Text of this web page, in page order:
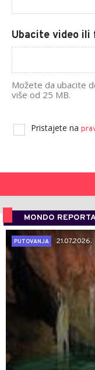
Ubacite video ili
Možete da ubacite
više od 25 MB.
Pristajete na
MONDO
PUTOVANJA
21.07.2026.